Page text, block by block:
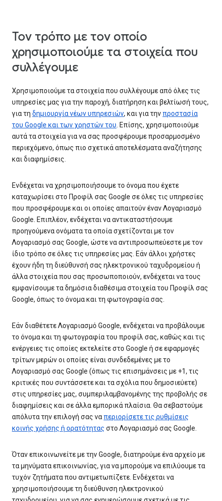
Τον τρόπο με τον οποίο
χρησιμοποιούμε τα στοιχεία που
συλλέγουμε
Χρησιμοποιούμε τα στοιχεία που συλλέγουμε από όλες τις
υπηρεσίες μας για την παροχή, διατήρηση και βελτίωσή τους,
για τη δημιουργία νέων υπηρεσιών, και για τηνπροστασία
του Google και των χρηστών του. Επίσης, χρησιμοποιούμε
αυτά τα στοιχεία για να σας προσφέρουμε προσαρμοσμένο
περιεχόμενο, όπως πιο σχετικά αποτελέσματα αναζήτησης
και διαφημίσεις.
Ενδέχεται να χρησιμοποιήσουμε το όνομα που έχετε
καταχωρίσει στο Προφίλ σας Google σε όλες τις υπηρεσίες
που προσφέρουμε και οι οποίες απαιτούν έναν Λογαριασμό
Google. Επιπλέον, ενδέχεται να αντικαταστήσουμε
προηγούμενα ονόματα τα οποία σχετίζονται με τον
Λογαριασμό σας Google, ώστε να αντιπροσωπεύεστε με τον
ίδιο τρόπο σε όλες τις υπηρεσίες μας. Εάν άλλοι χρήστες
έχουν ήδη τη διεύθυνσή σας ηλεκτρονικού ταχυδρομείου ή
άλλα στοιχεία που σας προσωποποιούν, ενδέχεται να τους
εμφανίσουμε τα δημόσια διαθέσιμα στοιχεία του Προφίλ σας
Google, όπως το όνομα και τη φωτογραφία σας.
Εάν διαθέτετε Λογαριασμό Google, ενδέχεται να προβάλουμε
το όνομα και τη φωτογραφία του προφίλ σας, καθώς και τις
ενέργειες τις οποίες εκτελείτε στο Google ή σε εφαρμογές
τρίτων μερών οι οποίες είναι συνδεδεμένες με το
Λογαριασμό σας Google (όπως τις επισημάνσεις με +1, τις
κριτικές που συντάσσετε και τα σχόλια που δημοσιεύετε)
στις υπηρεσίες μας, συμπεριλαμβανομένης της προβολής σε
διαφημίσεις και σε άλλα εμπορικά πλαίσια. Θα σεβαστούμε
απόλυτα την επιλογή σας ναπεριορίσετε τις ρυθμίσεις
κοινής χρήσης ή ορατότητας στο Λογαριασμό σας Google.
Όταν επικοινωνείτε με την Google, διατηρούμε ένα αρχείο με
τα μηνύματα επικοινωνίας, για να μπορούμε να επιλύουμε τα
τυχόν ζητήματα που αντιμετωπίζετε. Ενδέχεται να
χρησιμοποιήσουμε τη διεύθυνση ηλεκτρονικού